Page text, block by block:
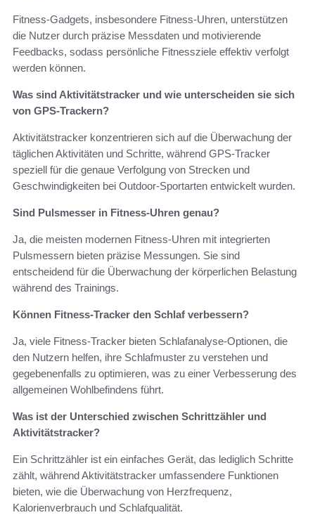
Fitness-Gadgets, insbesondere Fitness-Uhren, unterstützen
die Nutzer durch präzise Messdaten und motivierende
Feedbacks, sodass persönliche Fitnessziele effektiv verfolgt
werden können.
Was sind Aktivitätstracker und wie unterscheiden sie sich
von GPS-Trackern?
Aktivitätstracker konzentrieren sich auf die Überwachung der
täglichen Aktivitäten und Schritte, während GPS-Tracker
speziell für die genaue Verfolgung von Strecken und
Geschwindigkeiten bei Outdoor-Sportarten entwickelt wurden.
Sind Pulsmesser in Fitness-Uhren genau?
Ja, die meisten modernen Fitness-Uhren mit integrierten
Pulsmessern bieten präzise Messungen. Sie sind
entscheidend für die Überwachung der körperlichen Belastung
während des Trainings.
Können Fitness-Tracker den Schlaf verbessern?
Ja, viele Fitness-Tracker bieten Schlafanalyse-Optionen, die
den Nutzern helfen, ihre Schlafmuster zu verstehen und
gegebenenfalls zu optimieren, was zu einer Verbesserung des
allgemeinen Wohlbefindens führt.
Was ist der Unterschied zwischen Schrittzähler und
Aktivitätstracker?
Ein Schrittzähler ist ein einfaches Gerät, das lediglich Schritte
zählt, während Aktivitätstracker umfassendere Funktionen
bieten, wie die Überwachung von Herzfrequenz,
Kalorienverbrauch und Schlafqualität.